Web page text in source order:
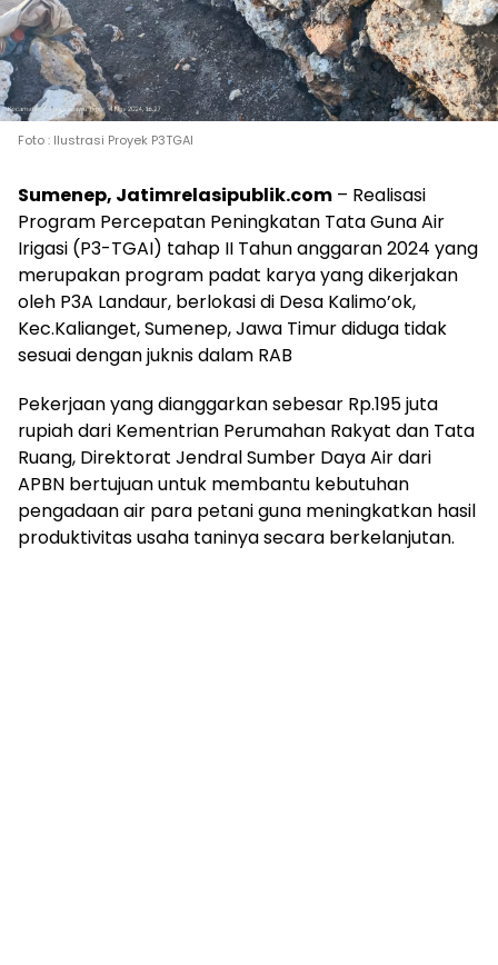
Foto : Ilustrasi Proyek P3TGAI
Sumenep, Jatimrelasipublik.com – Realisasi
Program Percepatan Peningkatan Tata Guna Air
Irigasi (P3-TGAI) tahap II Tahun anggaran 2024 yang
merupakan program padat karya yang dikerjakan
oleh P3A Landaur, berlokasi di Desa Kalimo’ok,
Kec.Kalianget, Sumenep, Jawa Timur diduga tidak
sesuai dengan juknis dalam RAB
Pekerjaan yang dianggarkan sebesar Rp.195 juta
rupiah dari Kementrian Perumahan Rakyat dan Tata
Ruang, Direktorat Jendral Sumber Daya Air dari
APBN bertujuan untuk membantu kebutuhan
pengadaan air para petani guna meningkatkan hasil
produktivitas usaha taninya secara berkelanjutan.